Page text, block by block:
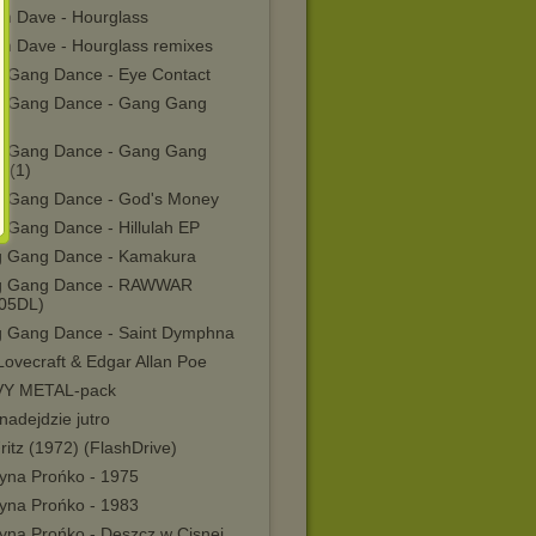
Dave - Hourglass
Dave - Hourglass remixes
Gang Dance - Eye Contact
Gang Dance - Gang Gang
Gang Dance - Gang Gang
Gang Dance - God's Money
Gang Dance - Hillulah EP
Gang Dance - Kamakura
Gang Dance - RAWWAR
Gang Dance - Saint Dymphna
& Edgar Allan Poe
METAL-pack
jutro
(1972) (FlashDrive)
Prońko - 1975
Prońko - 1983